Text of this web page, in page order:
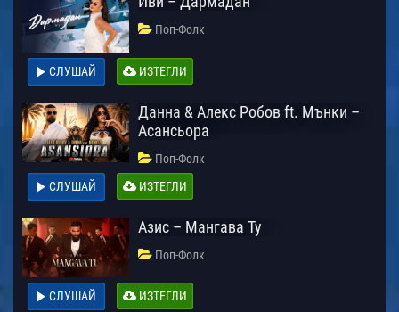
Поп-Фолк
СЛУШАЙ ИЗТЕГЛИ
Данна & Алекс Робов ft. Мънки –
Асансьора
Поп-Фолк
СЛУШАЙ
ИЗТЕГЛИ
Азис – Мангава Ту
Поп-Фолк
СЛУШАЙ ИЗТЕГЛИ